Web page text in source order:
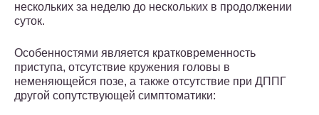
нескольких за неделю до нескольких в продолжении
суток.
Особенностями является кратковременность
приступа, отсутствие кружения головы в
неменяющейся позе, а также отсутствие при ДППГ
другой сопутствующей симптоматики: